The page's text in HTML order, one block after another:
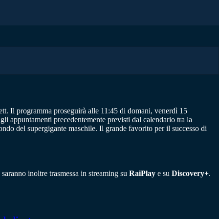
Il programma proseguirà alle 11:45 di domani, venerdì 15
appuntamenti precedentemente previsti dal calendario tra la
del supergigante maschile. Il grande favorito per il successo di
inoltre trasmessa in streaming su RaiPlay e su Discovery+.